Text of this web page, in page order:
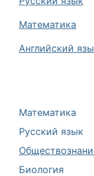
Математика
Русский язык
Биология
Математика
Английский